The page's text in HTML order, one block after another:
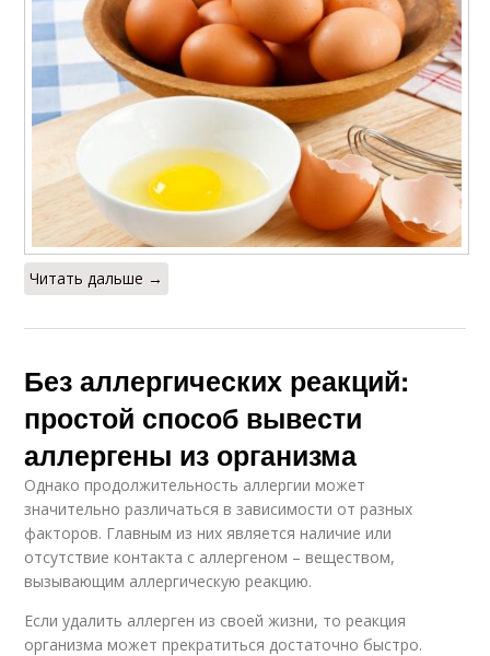
Читать дальше →
Без аллергических реакций:
простой способ вывести
аллергены из организма
Однако продолжительность аллергии может
значительно различаться в зависимости от разных
факторов. Главным из них является наличие или
отсутствие контакта с аллергеном – веществом,
вызывающим аллергическую реакцию.
Если удалить аллерген из своей жизни, то реакция
организма может прекратиться достаточно быстро.